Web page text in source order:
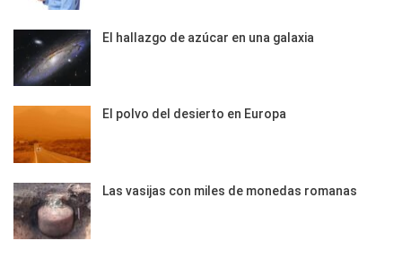
El hallazgo de azúcar en una galaxia
El polvo del desierto en Europa
Las vasijas con miles de monedas romanas